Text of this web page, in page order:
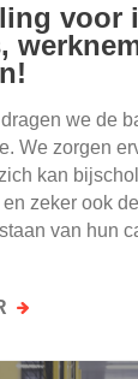
voor
we de
We zorgen
kan
zeker ook
van hun
OVER
VOOR